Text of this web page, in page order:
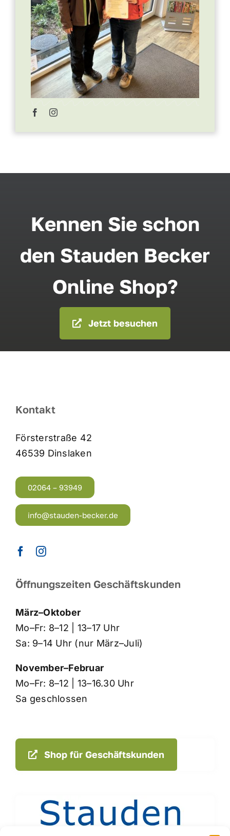
Kennen Sie schon
den Stauden Becker
Online Shop?
Jetzt besuchen
Kontakt
Försterstraße 42
46539 Dinslaken
02064 – 93949
info@stauden-becker.de
Öffnungszeiten Geschäftskunden
März–Oktober
Mo–Fr: 8–12 | 13–17 Uhr
Sa: 9–14 Uhr (nur März–Juli)
November–Februar
Mo–Fr: 8–12 | 13–16.30 Uhr
Sa geschlossen
Shop für Geschäftskunden